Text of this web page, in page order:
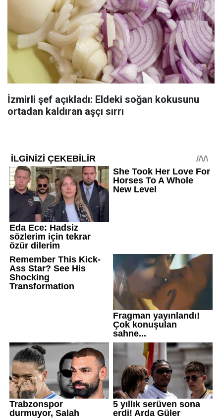
İzmirli şef açıkladı: Eldeki soğan kokusunu
ortadan kaldıran aşçı sırrı